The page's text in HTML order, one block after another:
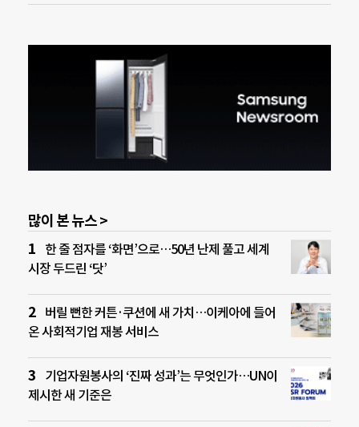
많이 본 뉴스 >
한 줄 점자를 ‘화면’으로…50년 난제 풀고 세계
시장 두드린 ‘닷’
버릴 뻔한 커튼·쿠션에 새 가치…이케아에 들어
온 사회적기업 재봉 서비스
기업자원봉사의 ‘진짜 성과’는 무엇인가…UN이
제시한 새 기준은